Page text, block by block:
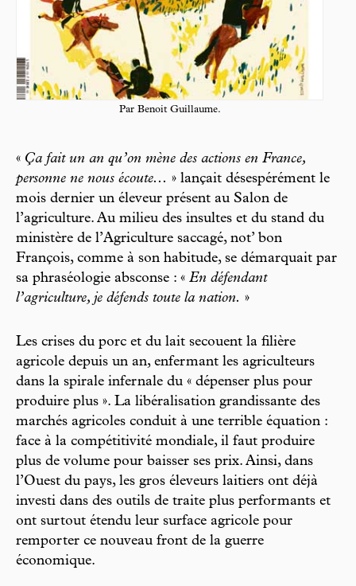
Par Benoit Guillaume.
« Ça fait un an qu’on mène des actions en France,
personne ne nous écoute... » lançait désespérément le
mois dernier un éleveur présent au Salon de
l’agriculture. Au milieu des insultes et du stand du
ministère de l’Agriculture saccagé, not’ bon
François, comme à son habitude, se démarquait par
sa phraséologie absconse : « En défendant
l’agriculture, je défends toute la nation. »
Les crises du porc et du lait secouent la filière
agricole depuis un an, enfermant les agriculteurs
dans la spirale infernale du « dépenser plus pour
produire plus ». La libéralisation grandissante des
marchés agricoles conduit à une terrible équation :
face à la compétitivité mondiale, il faut produire
plus de volume pour baisser ses prix. Ainsi, dans
l’Ouest du pays, les gros éleveurs laitiers ont déjà
investi dans des outils de traite plus performants et
ont surtout étendu leur surface agricole pour
remporter ce nouveau front de la guerre
économique.